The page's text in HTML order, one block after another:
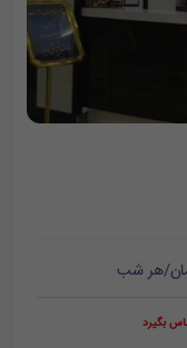
هر شب
بگیرد